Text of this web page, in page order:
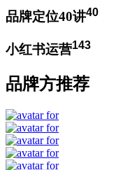
品牌定位40讲40
小红书运营143
品牌方推荐